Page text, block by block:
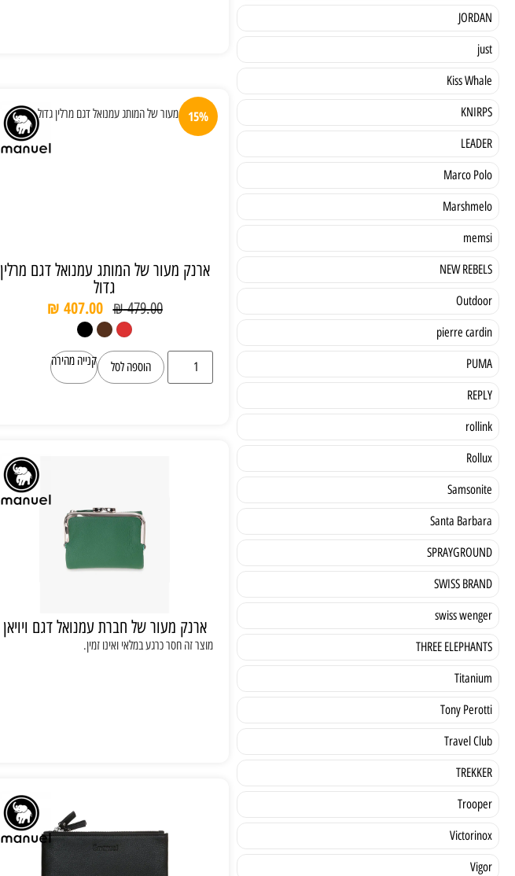
JORDAN
just
Kiss Whale
KNIRPS
LEADER
Marco Polo
Marshmelo
memsi
NEW REBELS
Outdoor
pierre cardin
PUMA
REPLY
rollink
Rollux
Samsonite
Santa Barbara
SPRAYGROUND
SWISS BRAND
swiss wenger
THREE ELEPHANTS
Titanium
Tony Perotti
Travel Club
TREKKER
Trooper
Victorinox
Vigor
ארנק מעור של המותג עמנואל דגם מרלין
גדול
₪479.00
₪ 407.00
הוספה לסל קנייה מהירה
15%
ארנק מעור של חברת עמנואל דגם ויויאן
מוצר זה חסר כרגע במלאי ואינו זמין.